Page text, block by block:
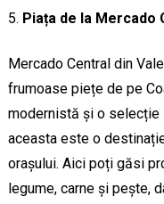
Piața de la Mercado
Mercado Central din
frumoase piețe de pe
modernistă și o selecție
aceasta este o
orașului. Aici poți găsi
legume, carne și pește,